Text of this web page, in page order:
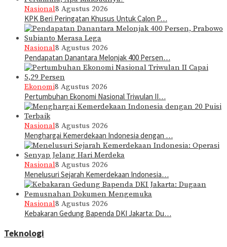
Nasional8 Agustus 2026
KPK Beri Peringatan Khusus Untuk Calon P…
Nasional8 Agustus 2026
Pendapatan Danantara Melonjak 400 Persen…
Ekonomi8 Agustus 2026
Pertumbuhan Ekonomi Nasional Triwulan II…
Nasional8 Agustus 2026
Menghargai Kemerdekaan Indonesia dengan …
Nasional8 Agustus 2026
Menelusuri Sejarah Kemerdekaan Indonesia…
Nasional8 Agustus 2026
Kebakaran Gedung Bapenda DKI Jakarta: Du…
Teknologi